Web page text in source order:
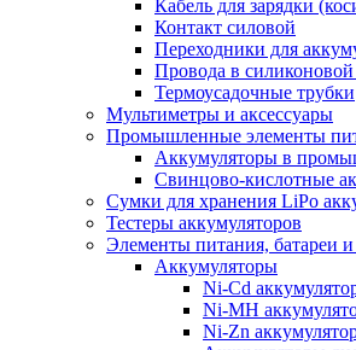
Кабель для зарядки
Контакт силовой
Переходники для
Провода в
Термоусадочные трубки
Мультиметры и аксессуары
Промышленные элементы
Аккумуляторы в
Свинцово-кислотные
Сумки для хранения LiPo
Тестеры аккумуляторов
Элементы питания, батареи
Аккумуляторы
Ni-Cd
Ni-MH
Ni-Zn